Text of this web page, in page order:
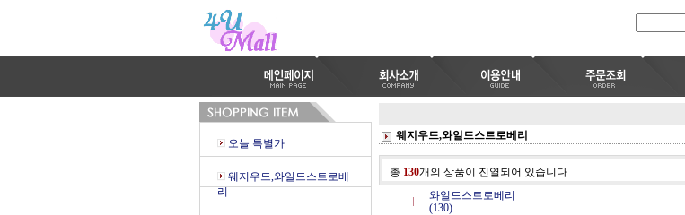
오늘 특별가
웨지우드,와일드스트로베
리
웨지우드,와일드스트로베리
총 130개의 상품이 진열되어 있습니다
와일드스트로베리
(130)